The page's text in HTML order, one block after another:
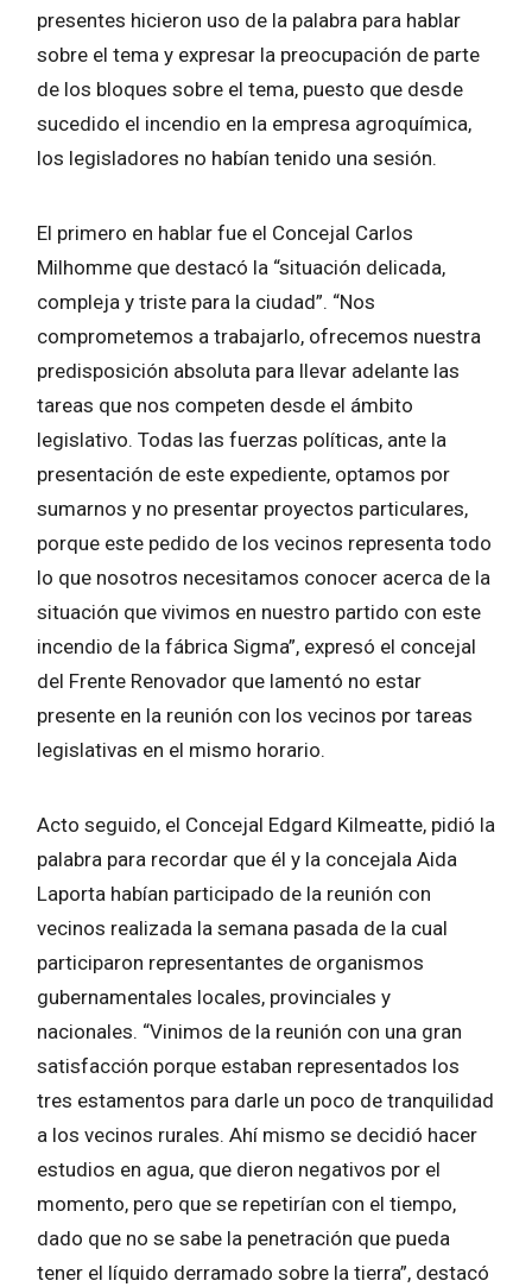
presentes hicieron uso de la palabra para hablar
sobre el tema y expresar la preocupación de parte
de los bloques sobre el tema, puesto que desde
sucedido el incendio en la empresa agroquímica,
los legisladores no habían tenido una sesión.
El primero en hablar fue el Concejal Carlos
Milhomme que destacó la “situación delicada,
compleja y triste para la ciudad”. “Nos
comprometemos a trabajarlo, ofrecemos nuestra
predisposición absoluta para llevar adelante las
tareas que nos competen desde el ámbito
legislativo. Todas las fuerzas políticas, ante la
presentación de este expediente, optamos por
sumarnos y no presentar proyectos particulares,
porque este pedido de los vecinos representa todo
lo que nosotros necesitamos conocer acerca de la
situación que vivimos en nuestro partido con este
incendio de la fábrica Sigma”, expresó el concejal
del Frente Renovador que lamentó no estar
presente en la reunión con los vecinos por tareas
legislativas en el mismo horario.
Acto seguido, el Concejal Edgard Kilmeatte, pidió la
palabra para recordar que él y la concejala Aida
Laporta habían participado de la reunión con
vecinos realizada la semana pasada de la cual
participaron representantes de organismos
gubernamentales locales, provinciales y
nacionales. “Vinimos de la reunión con una gran
satisfacción porque estaban representados los
tres estamentos para darle un poco de tranquilidad
a los vecinos rurales. Ahí mismo se decidió hacer
estudios en agua, que dieron negativos por el
momento, pero que se repetirían con el tiempo,
dado que no se sabe la penetración que pueda
tener el líquido derramado sobre la tierra”, destacó